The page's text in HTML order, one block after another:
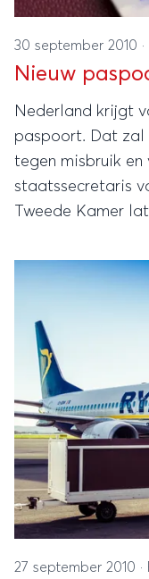
30 september 2010 ·
Nieuw
Nederland krijgt
paspoort. Dat zal
tegen misbruik
staatssecretaris
Tweede Kamer
27 september 2010 ·